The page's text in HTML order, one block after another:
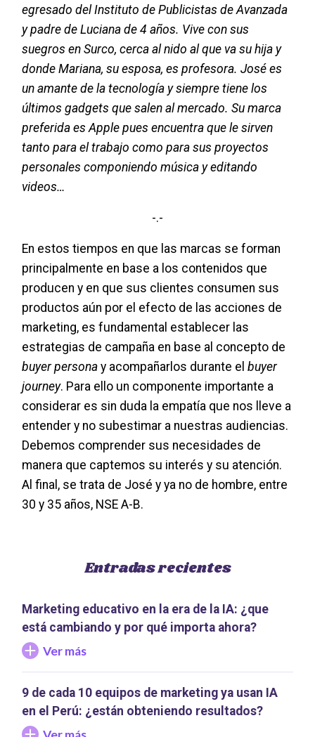
egresado del Instituto de Publicistas de Avanzada
y padre de Luciana de 4 años. Vive con sus
suegros en Surco, cerca al nido al que va su hija y
donde Mariana, su esposa, es profesora. José es
un amante de la tecnología y siempre tiene los
últimos gadgets que salen al mercado. Su marca
preferida es Apple pues encuentra que le sirven
tanto para el trabajo como para sus proyectos
personales componiendo música y editando
videos…
-.-
En estos tiempos en que las marcas se forman
principalmente en base a los contenidos que
producen y en que sus clientes consumen sus
productos aún por el efecto de las acciones de
marketing, es fundamental establecer las
estrategias de campaña en base al concepto de
buyer personay acompañarlos durante el buyer
journey. Para ello un componente importante a
considerar es sin duda la empatía que nos lleve a
entender y no subestimar a nuestras audiencias.
Debemos comprender sus necesidades de
manera que captemos su interés y su atención.
Al final, se trata de José y ya no de hombre, entre
30 y 35 años, NSE A-B.
Entradas recientes
Marketing educativo en la era de la IA: ¿que
está cambiando y por qué importa ahora?
Ver más
9 de cada 10 equipos de marketing ya usan IA
en el Perú: ¿están obteniendo resultados?